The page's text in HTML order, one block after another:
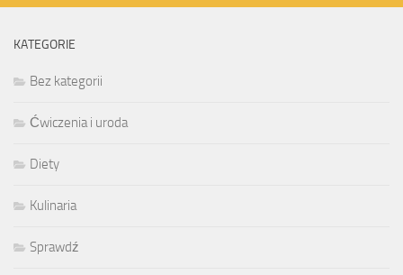
KATEGORIE
Bez kategorii
Ćwiczenia i uroda
Diety
Kulinaria
Sprawdź